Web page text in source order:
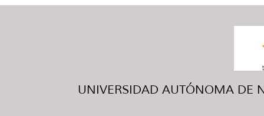
UNIVERSIDAD AUTÓNOMA DE